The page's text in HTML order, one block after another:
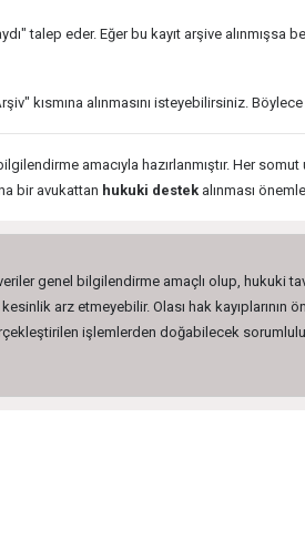
talep eder. Eğer bu kayıt arşive alınmışsa
kısmına alınmasını isteyebilirsiniz.
amacıyla hazırlanmıştır. Her
bir avukattan hukuki destek alınması
genel bilgilendirme amaçlı olup, hukuki
arz etmeyebilir. Olası hak kayıplarının
işlemlerden doğabilecek